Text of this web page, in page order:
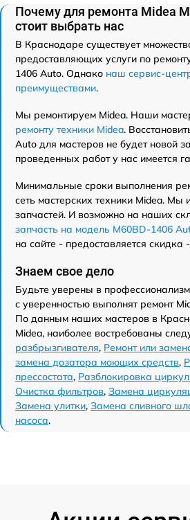
Почему для ремонта Midea
стоит выбрать нас
В Краснодаре существует
предоставляющих услуги по
1406 Auto. Однако наш сервис-
преимуществами.
Мы ремонтируем Midea. Наши
ремонту техники Midea.
Auto для мастеров не будет новой
проведенных работ у нас имеется
Минимальные сроки выполнения
сеть мастерских техники Midea. Мы
запчастей. И возможно на наших
запчасть на модель M60BD-1406
на сайте - предоставляется скидка
Знаем свое дело
Будьте уверены в
с уверенностью выполнят ремонт
По данным наших мастеров в
Midea, наиболее востребованы
разбрызгивателя, Ремонт или
замена дозатора моющих средств,
прессостата, Разблокировка
Очистка фильтров, Замена
Замена улитки, Замена сливного
насоса.